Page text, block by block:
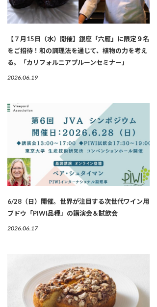
【７月15日（水）開催】銀座「六雁」に限定９名
をご招待！和の調理法を通じて、植物の力を考え
る。「カリフォルニアプルーンセミナー」
2026.06.19
6/28（日）開催。世界が注目する次世代ワイン用
ブドウ「PIWI品種」の講演会＆試飲会
2026.06.17